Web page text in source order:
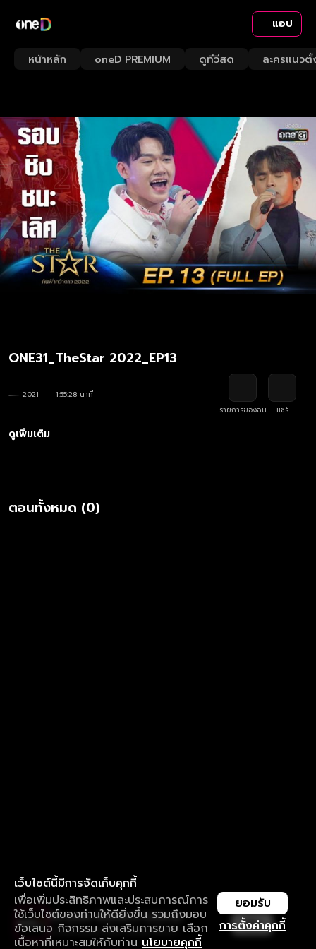
แอป
หน้าหลัก oneD PREMIUM ดูทีวีสด ละครแนวตั้
ONE31_TheStar 2022_EP13
2021
1:55:28 นาที
รายการของฉัน
แชร์
ดูเพิ่มเติม
ตอนทั้งหมด (0)
เว็บไซต์นี้มีการจัดเก็บคุกกี้
เพื่อเพิ่มประสิทธิภาพและประสบการณ์การ
ใช้เว็บไซต์ของท่านให้ดียิ่งขึ้น รวมถึงมอบ
ข้อเสนอ กิจกรรม ส่งเสริมการขาย เลือก
เนื้อหาที่เหมาะสมให้กับท่าน นโยบายคุกกี้
การตั้งค่าคุกกี้
ยอมรับ
ใช้งานแอป ลื่นไหลกว่า ไม่มีสะดุด
ดาวน์โหลดแอปเพื่อการรับชมที่ดีกว่า เปิด